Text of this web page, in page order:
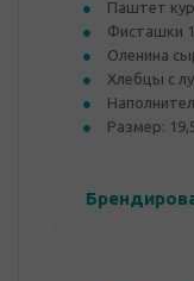
Паштет
Фисташки
Оленина
Хлебцы с
Размер: